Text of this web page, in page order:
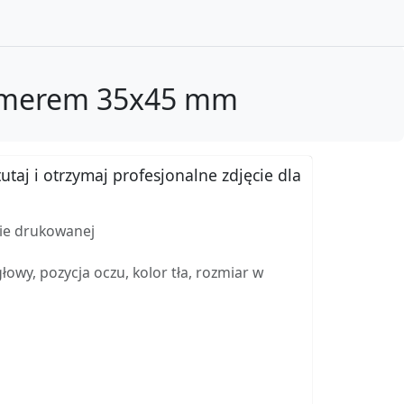
35x45 mm
i otrzymaj profesjonalne zdjęcie dla
drukowanej
pozycja oczu, kolor tła, rozmiar w